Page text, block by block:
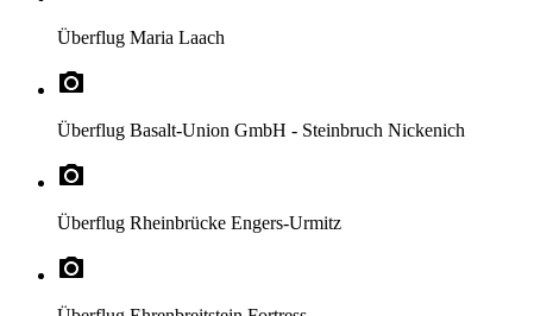
Überflug Maria Laach
Überflug Basalt-Union GmbH - Steinbruch Nickenich
Überflug Rheinbrücke Engers-Urmitz